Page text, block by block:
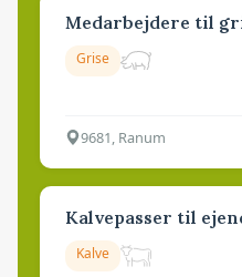
Medarbejdere til
Grise
9681, Ranum
Kalvepasser til
Kalve